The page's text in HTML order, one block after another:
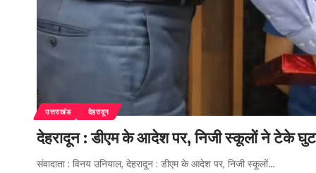
उत्तराखंड देहरादून
देहरादून : डीएम के आदेश पर, निजी स्कूलों ने टेके
संवादाता : विनय उनियाल, देहरादून : डीएम के आदेश पर, निजी स्कूलों…